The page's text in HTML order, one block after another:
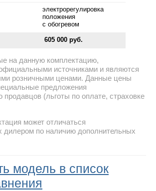
электрорегулировка
положения
с обогревом
605 000 руб.
на данную комплектацию,
источниками и являются
розничными ценами. Данные цены
предложения
продавцов (льготы по оплате, страховке
может отличаться
дилером по наличию дополнительных
модель в список